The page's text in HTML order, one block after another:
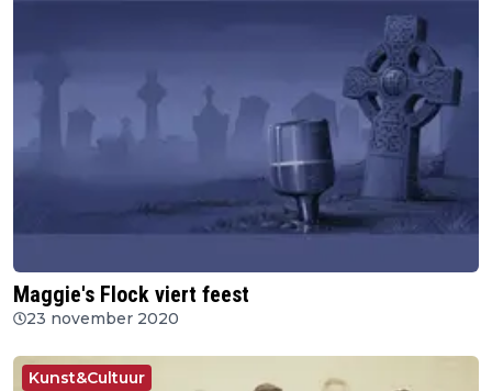
Maggie's Flock viert feest
23 november 2020
Kunst&Cultuur